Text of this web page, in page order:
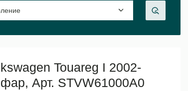
Touareg I 2002-
Арт. STVW61000A0